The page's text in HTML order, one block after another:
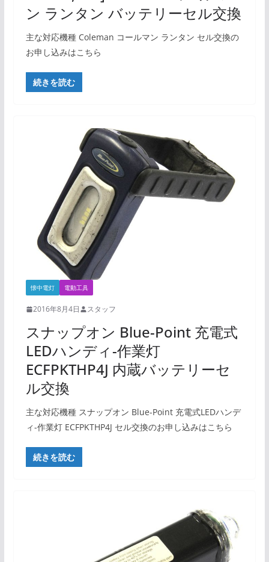
ン ランタン バッテリーセル交換
主な対応機種 Coleman コールマン ランタン セル交換の
お申し込みはこちら
続きを読む
懐中電灯 電動工具
2016年8月4日 スタッフ
スナップオン Blue-Point 充電式
LEDハンディ-作業灯
ECFPKTHP4J 内蔵バッテリーセ
ル交換
主な対応機種 スナップオン Blue-Point 充電式LEDハンデ
ィ-作業灯 ECFPKTHP4J セル交換のお申し込みはこちら
続きを読む